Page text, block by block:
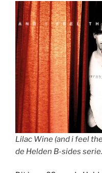
Lilac Wine (and i feel
de Helden B-sides serie.